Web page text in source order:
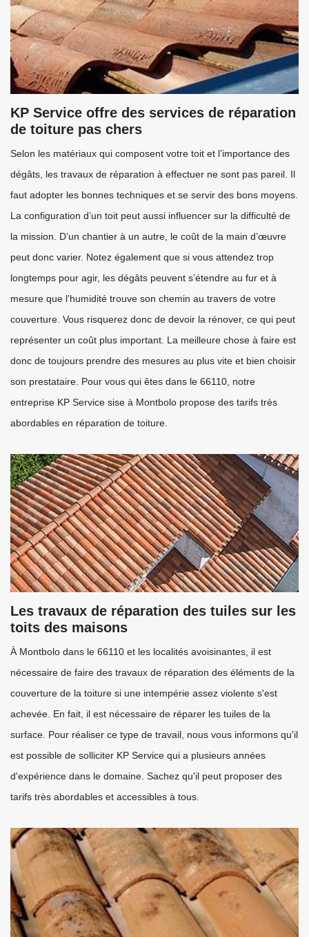
KP Service offre des services de réparation
de toiture pas chers
Selon les matériaux qui composent votre toit et l’importance des
dégâts, les travaux de réparation à effectuer ne sont pas pareil. Il
faut adopter les bonnes techniques et se servir des bons moyens.
La configuration d’un toit peut aussi influencer sur la difficulté de
la mission. D’un chantier à un autre, le coût de la main d’œuvre
peut donc varier. Notez également que si vous attendez trop
longtemps pour agir, les dégâts peuvent s’étendre au fur et à
mesure que l’humidité trouve son chemin au travers de votre
couverture. Vous risquerez donc de devoir la rénover, ce qui peut
représenter un coût plus important. La meilleure chose à faire est
donc de toujours prendre des mesures au plus vite et bien choisir
son prestataire. Pour vous qui êtes dans le 66110, notre
entreprise KP Service sise à Montbolo propose des tarifs très
abordables en réparation de toiture.
Les travaux de réparation des tuiles sur les
toits des maisons
À Montbolo dans le 66110 et les localités avoisinantes, il est
nécessaire de faire des travaux de réparation des éléments de la
couverture de la toiture si une intempérie assez violente s'est
achevée. En fait, il est nécessaire de réparer les tuiles de la
surface. Pour réaliser ce type de travail, nous vous informons qu'il
est possible de solliciter KP Service qui a plusieurs années
d'expérience dans le domaine. Sachez qu'il peut proposer des
tarifs très abordables et accessibles à tous.